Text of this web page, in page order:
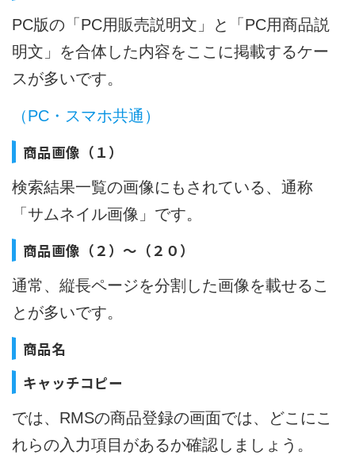
PC版の「PC用販売説明文」と「PC用商品説
明文」を合体した内容をここに掲載するケー
スが多いです。
（PC・スマホ共通）
商品画像（１）
検索結果一覧の画像にもされている、通称
「サムネイル画像」です。
商品画像（２）～（２０）
通常、縦長ページを分割した画像を載せるこ
とが多いです。
商品名
キャッチコピー
では、RMSの商品登録の画面では、どこにこ
れらの入力項目があるか確認しましょう。